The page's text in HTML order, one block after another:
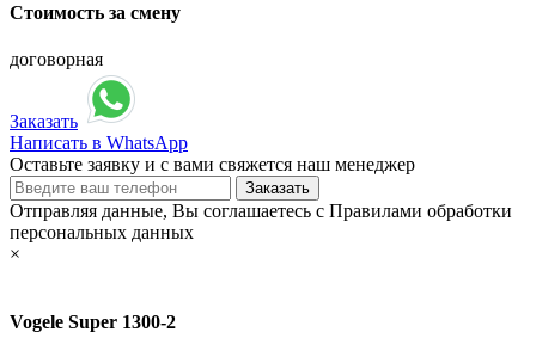
Стоимость за смену
договорная
Заказать
Написать в WhatsApp
Оставьте заявку и с вами свяжется наш менеджер
Отправляя данные, Вы соглашаетесь с Правилами обработки
персональных данных
×
Vogele Super 1300-2